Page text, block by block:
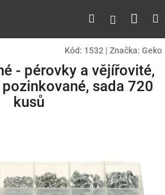
HledatPřihlášení
Kód: 1532 | Značka: Geko
- pérovky a vějířovité,
sada 720
kusů